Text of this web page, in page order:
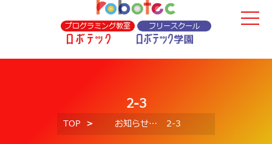
プログラミング教室 フリースクール
2-3
TOP お知らせ 2-3